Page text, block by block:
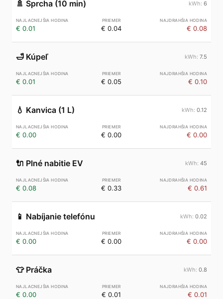
🚿 Sprcha (10 min) 6
€ 0.01 € 0.04 € 0.08
🛁 Kúpeľ 7.5
€ 0.01 € 0.05 € 0.10
💧 Kanvica (1 L) 0.12
€ 0.00 € 0.00 € 0.00
🔌 Plné nabitie EV 45
€ 0.08 € 0.33 € 0.61
📱 Nabíjanie telefónu 0.02
€ 0.00 € 0.00 € 0.00
👕 Práčka 0.8
€ 0.00 € 0.01 € 0.01